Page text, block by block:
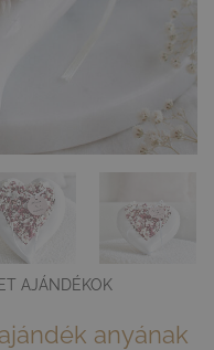
AJÁNDÉKOK
anyának